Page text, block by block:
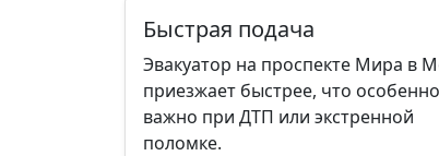
Быстрая подача
Эвакуатор на проспекте Мира в
приезжает быстрее, что особенно
важно при ДТП или экстренной
поломке.